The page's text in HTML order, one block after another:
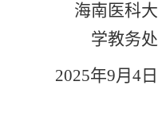
海南医科大
学教务处
2025年9月4日